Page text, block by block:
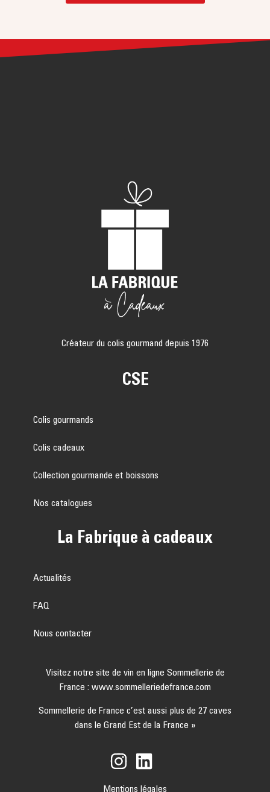
Créateur du colis gourmand depuis 1976
CSE
Colis gourmands
Colis cadeaux
Collection gourmande et boissons
Nos catalogues
La Fabrique à cadeaux
Actualités
FAQ
Nous contacter
Visitez notre site de vin en ligne Sommellerie de
France : www.sommelleriedefrance.com
Sommellerie de France c’est aussi plus de 27 caves
dans le Grand Est de la France »
Mentions légales